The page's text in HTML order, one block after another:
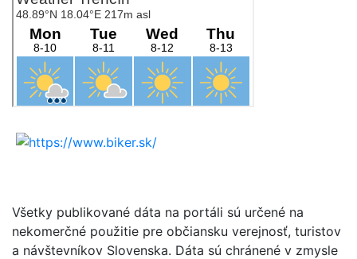
Všetky publikované dáta na portáli sú určené na
nekomerčné použitie pre občiansku verejnosť, turistov
a návštevníkov Slovenska. Dáta sú chránené v zmysle